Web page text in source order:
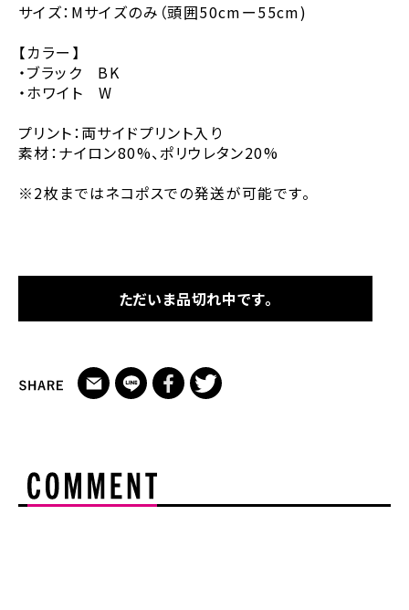
サイズ：Mサイズのみ（頭囲50cmー55cm)
【カラー】
・ブラック BK
・ホワイト W
プリント：両サイドプリント入り
素材：ナイロン80%、ポリウレタン20%
※2枚まではネコポスでの発送が可能です。
ただいま品切れ中です。